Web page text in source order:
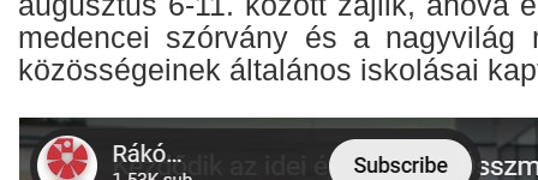
medencei szórvány és a nagyvilág
közösségeinek általános iskolásai